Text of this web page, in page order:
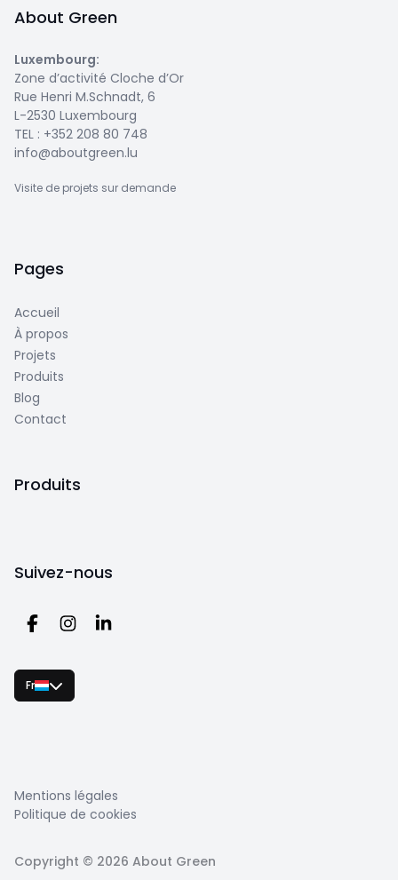
About Green
Luxembourg:
Zone d’activité Cloche d’Or
Rue Henri M.Schnadt, 6
L-2530 Luxembourg
TEL : +352 208 80 748
info@aboutgreen.lu
Visite de projets sur demande
Pages
Accueil
À propos
Projets
Produits
Blog
Contact
Produits
Suivez-nous
Fr
Mentions légales
Politique de cookies
Copyright © 2026 About Green